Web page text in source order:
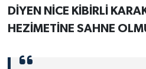
DİYEN NİCE KİBİRLİ
HEZİMETİNE SAHNE